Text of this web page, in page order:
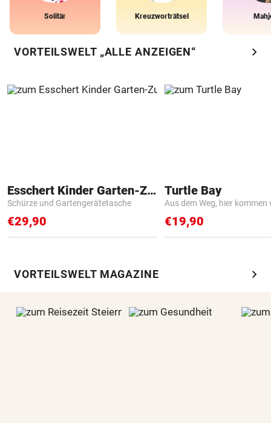
Solitär Kreuzworträtsel
VORTEILSWELT „ALLE ANZEIGEN“ chevron_right
Esschert Kinder Garten-Zubehör
Schürze und Gartengerätetasche
€29,90
Turtle Bay
Aus dem Weg, hier kommen
€19,90
VORTEILSWELT MAGAZINE chevron_right